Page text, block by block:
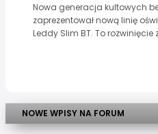
Nowa generacja kultowych
zaprezentował nową linię
Leddy Slim BT. To rozwinięcie
NOWE WPISY NA FORUM